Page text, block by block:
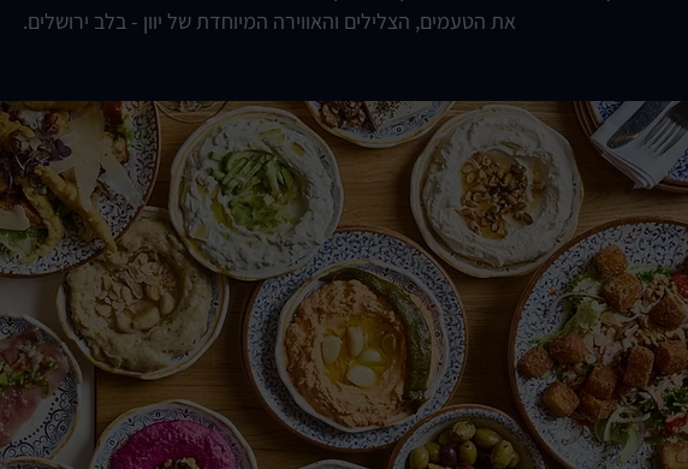
את הטעמים, הצלילים והאווירה המיוחדת של יוון - בלב ירושלים.